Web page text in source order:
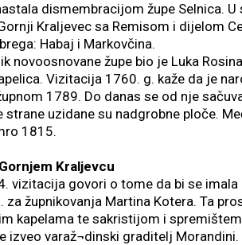
dismembracijom župe Selnica.
Kraljevec sa Remisom i dijelom
Habaj i Markovčina.
novoosnovane župe bio je Luka
Vizitacija 1760. g. kaže da je
1789. Do danas se od nje
strane uzidane su nadgrobne ploče.
1815.
Kraljevcu
vizitacija govori o tome da bi se
za župnikovanja Martina Kotera. Ta
kapelama te sakristijom i
izveo varaž¬dinski graditelj